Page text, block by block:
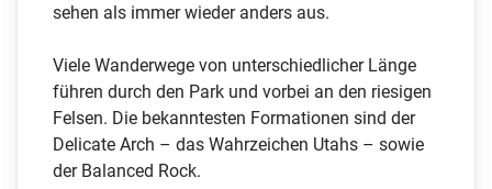
sehen als immer wieder anders aus.
Viele Wanderwege von unterschiedlicher Länge
führen durch den Park und vorbei an den riesigen
Felsen. Die bekanntesten Formationen sind der
Delicate Arch – das Wahrzeichen Utahs – sowie
der Balanced Rock.